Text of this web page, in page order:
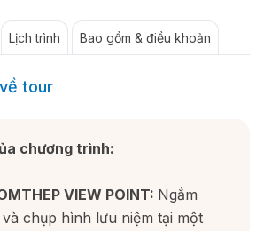
Lịch trình Bao gồm & điều khoản
tour
chương trình:
VIEW POINT: Ngắm
chụp hình lưu niệm tại một